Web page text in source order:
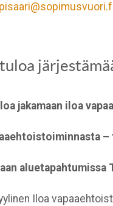
jakamaan iloa
Iloa